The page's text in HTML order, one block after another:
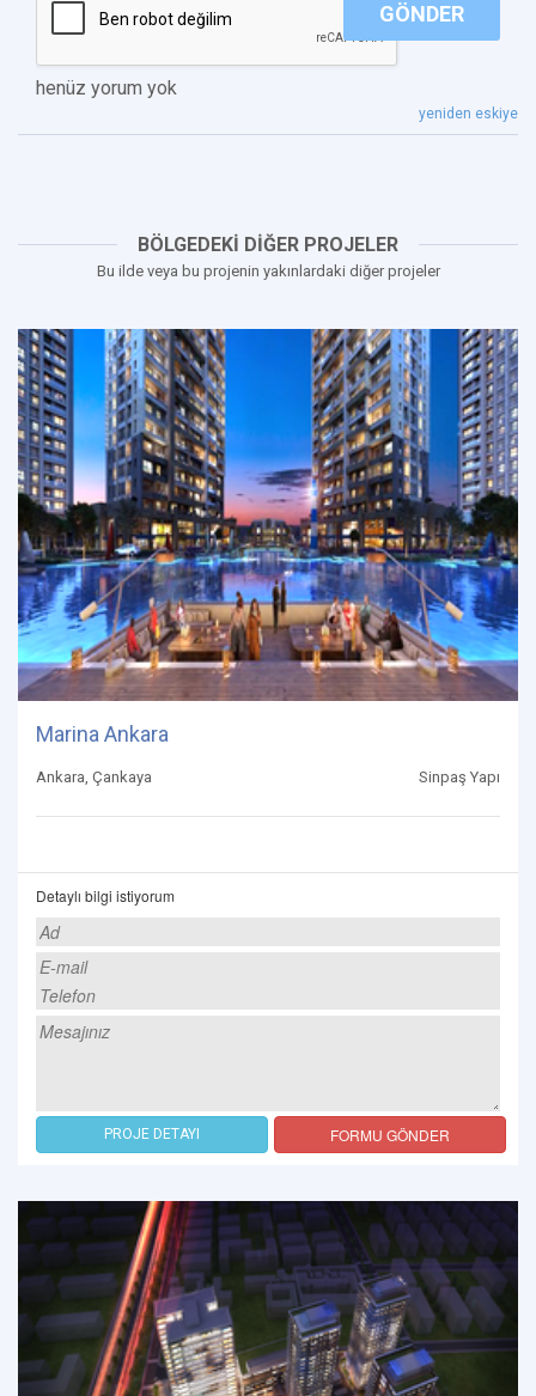
GÖNDER
henüz yorum yok
yeniden eskiye
BÖLGEDEKİ DİĞER PROJELER
Bu ilde veya bu projenin yakınlardaki diğer projeler
Marina Ankara
Ankara, Çankaya Sinpaş Yapı
Detaylı bilgi istiyorum
PROJE DETAYI FORMU GÖNDER